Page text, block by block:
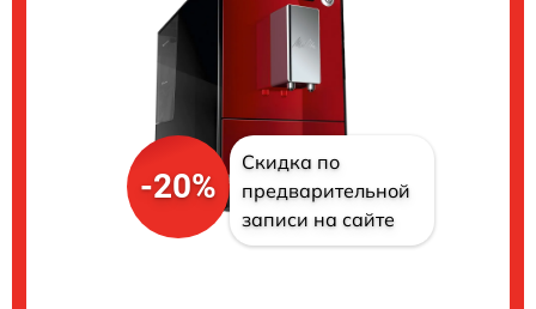
-20%
Скидка по
предварительной
записи на сайте